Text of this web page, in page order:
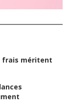
frais méritent